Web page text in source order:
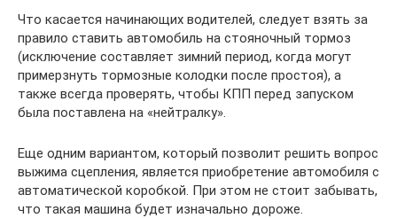
Что касается начинающих водителей, следует взять за
правило ставить автомобиль на стояночный тормоз
(исключение составляет зимний период, когда могут
примерзнуть тормозные колодки после простоя), а
также всегда проверять, чтобы КПП перед запуском
была поставлена на «нейтралку».
Еще одним вариантом, который позволит решить вопрос
выжима сцепления, является приобретение автомобиля с
автоматической коробкой. При этом не стоит забывать,
что такая машина будет изначально дороже.